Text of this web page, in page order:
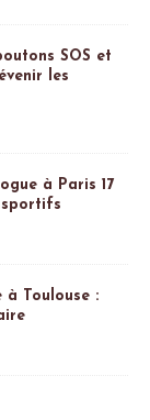
SOS et
les
à Paris 17
sportifs
à Toulouse :